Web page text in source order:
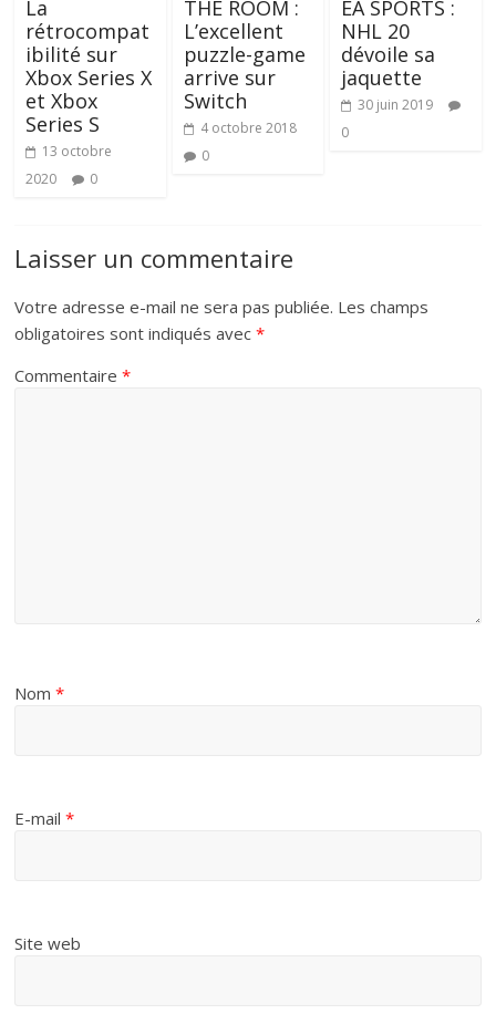
La
rétrocompat
ibilité sur
Xbox Series X
et Xbox
Series S
13 octobre
2020
0
THE ROOM :
L’excellent
puzzle-game
arrive sur
Switch
4 octobre 2018
0
EA SPORTS :
NHL 20
dévoile sa
jaquette
30 juin 2019
0
Laisser un commentaire
Votre adresse e-mail ne sera pas publiée. Les champs
obligatoires sont indiqués avec*
Commentaire*
Nom*
E-mail*
Site web